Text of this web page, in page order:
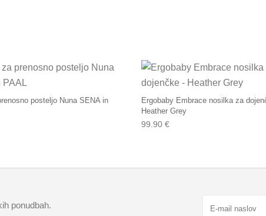
posteljo Nuna SENA in
Ergobaby Embrace nosilka za
Heather Grey
99.90 €
ponudbah.